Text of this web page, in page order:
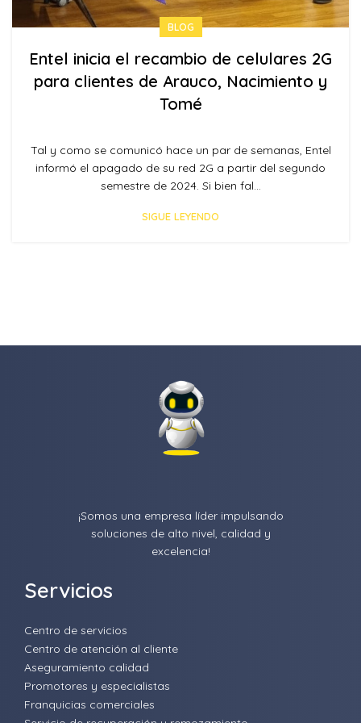
BLOG
Entel inicia el recambio de celulares 2G
para clientes de Arauco, Nacimiento y
Tomé
Tal y como se comunicó hace un par de semanas, Entel
informó el apagado de su red 2G a partir del segundo
semestre de 2024. Si bien fal...
SIGUE LEYENDO
¡Somos una empresa líder impulsando
soluciones de alto nivel, calidad y
excelencia!
Servicios
Centro de servicios
Centro de atención al cliente
Aseguramiento calidad
Promotores y especialistas
Franquicias comerciales